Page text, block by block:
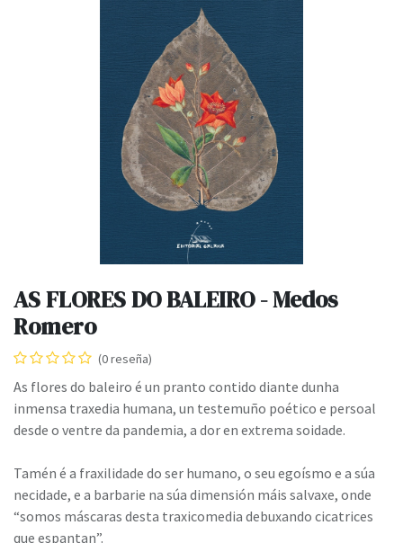
AS FLORES DO BALEIRO - Medos
Romero
(0 reseña)
As flores do baleiro é un pranto contido diante dunha
inmensa traxedia humana, un testemuño poético e persoal
desde o ventre da pandemia, a dor en extrema soidade.
Tamén é a fraxilidade do ser humano, o seu egoísmo e a súa
necidade, e a barbarie na súa dimensión máis salvaxe, onde
“somos máscaras desta traxicomedia debuxando cicatrices
que espantan”.